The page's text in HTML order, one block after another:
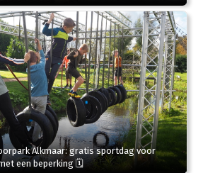
Alkmaar: gratis sportdag voor
een beperking 🗓